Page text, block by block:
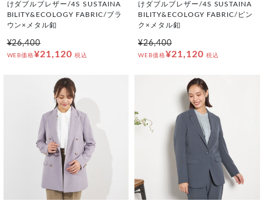
けダブルブレザー/4S SUSTAINA
BILITY&ECOLOGY FABRIC/ブラ
ウン×メタル釦
¥26,400
WEB価格¥21,120 税込
けダブルブレザー/4S SUSTAINA
BILITY&ECOLOGY FABRIC/ピン
ク×メタル釦
¥26,400
WEB価格¥21,120 税込